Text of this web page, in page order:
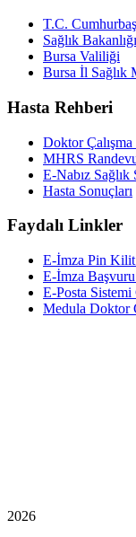
T.C.
Sağlık Bakanlığı
Bursa Valiliği
Bursa İl Sağlık
Hasta Rehberi
Doktor Çalışma
MHRS
E-Nabız Sağlık
Hasta Sonuçları
Faydalı Linkler
E-İmza Pin
E-İmza Başvuru
E-Posta
Medula Doktor
2026